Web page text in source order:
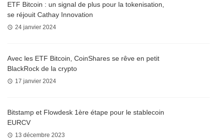
ETF Bitcoin : un signal de plus pour la tokenisation,
se réjouit Cathay Innovation
24 janvier 2024
Avec les ETF Bitcoin, CoinShares se rêve en petit
BlackRock de la crypto
17 janvier 2024
Bitstamp et Flowdesk 1ère étape pour le stablecoin
EURCV
13 décembre 2023